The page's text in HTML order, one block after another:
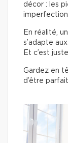
décor : les
En réalité,
s’adapte
Et c’est
Gardez en
d’être